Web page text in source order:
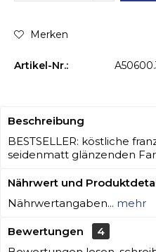
Merken
Artikel-Nr.:
Beschreibung
BESTSELLER: köstliche
seidenmatt glänzenden
Nährwert und
Nährwertangaben... mehr
Bewertungen
4